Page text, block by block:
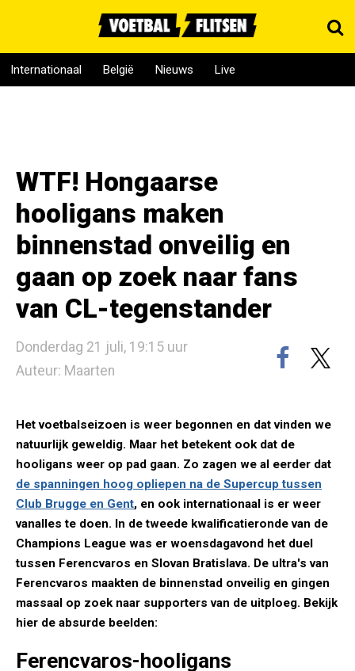
Internationaal België Nieuws Live
WTF! Hongaarse
hooligans maken
binnenstad onveilig en
gaan op zoek naar fans
van CL-tegenstander
Donderdag 21 juli, 19:15 uur
Auteur: Maarten
Het voetbalseizoen is weer begonnen en dat vinden we
natuurlijk geweldig. Maar het betekent ook dat de
hooligans weer op pad gaan. Zo zagen we al eerder dat
de spanningen hoog opliepen na de Supercup tussen
Club Brugge en Gent, en ook internationaal is er weer
vanalles te doen. In de tweede kwalificatieronde van de
Champions League was er woensdagavond het duel
tussen Ferencvaros en Slovan Bratislava. De ultra's van
Ferencvaros maakten de binnenstad onveilig en gingen
massaal op zoek naar supporters van de uitploeg. Bekijk
hier de absurde beelden:
Ferencvaros-hooligans